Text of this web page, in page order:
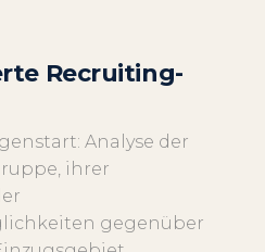
Recruiting-
Analyse der
ihrer
gegenüber